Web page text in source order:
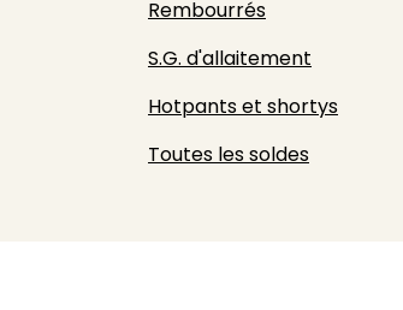
Rembourrés
S.G. d'allaitement
Hotpants et shortys
Toutes les soldes